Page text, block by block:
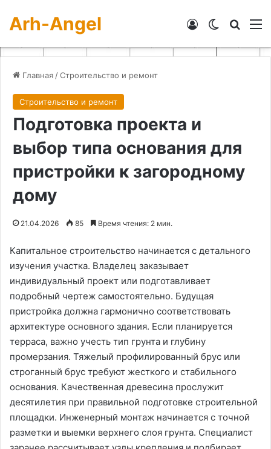
Arh-Angel Switch skin
Войти
Главная /Строительство и ремонт
Строительство и ремонт
Подготовка проекта и
выбор типа основания для
пристройки к загородному
дому
21.04.2026 85 Время чтения: 2 мин.
Капитальное строительство начинается с детального
изучения участка. Владелец заказывает
индивидуальный проект или подготавливает
подробный чертеж самостоятельно. Будущая
пристройка должна гармонично соответствовать
архитектуре основного здания. Если планируется
терраса, важно учесть тип грунта и глубину
промерзания. Тяжелый профилированный брус или
строганный брус требуют жесткого и стабильного
основания. Качественная древесина прослужит
десятилетия при правильной подготовке строительной
площадки. Инженерный монтаж начинается с точной
разметки и выемки верхнего слоя грунта. Специалист